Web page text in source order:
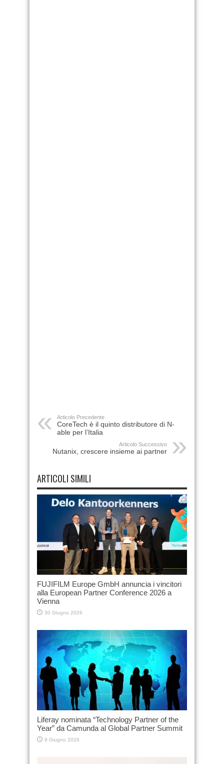
Articolo Precedente
CoreTech è il quinto distributore di N-
able per l’Italia
Articolo Successivo
Nutanix, crescere insieme ai partner
ARTICOLI SIMILI
FUJIFILM Europe GmbH annuncia i vincitori
alla European Partner Conference 2026 a
Vienna
30 Giugno 2026
Liferay nominata “Technology Partner of the
Year” da Camunda al Global Partner Summit
9 Giugno 2026